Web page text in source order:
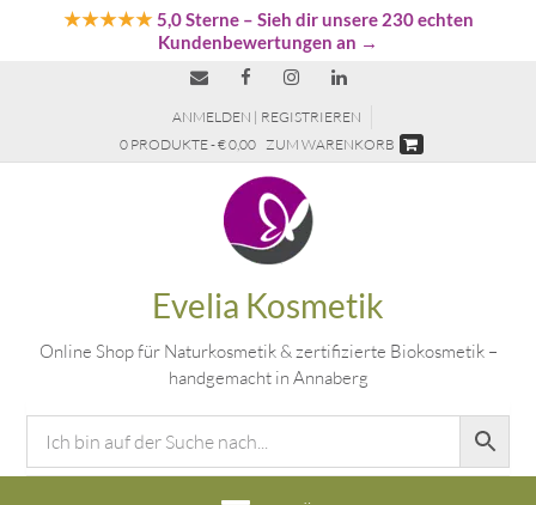
★★★★★5,0 Sterne– Sieh dir unsere 230 echten
Kundenbewertungen an →
ANMELDEN | REGISTRIEREN
0 PRODUKTE - € 0,00 ZUM WARENKORB
Evelia Kosmetik
Online Shop für Naturkosmetik & zertifizierte Biokosmetik –
handgemacht in Annaberg